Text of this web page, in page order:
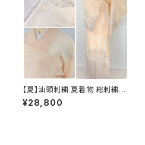
【夏】汕頭刺繍 夏着物 総刺繍
絽 訪問着 正絹 オレンジ サーモ
ンピンク 水色 1243
¥28,800